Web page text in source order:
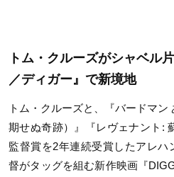
トム・クルーズがシャベル
／ディガー』で新境地
トム・クルーズと、『バードマ
期せぬ奇跡）』『レヴェナント :
監督賞を2年連続受賞したアレハ
督がタッグを組む新作映画『